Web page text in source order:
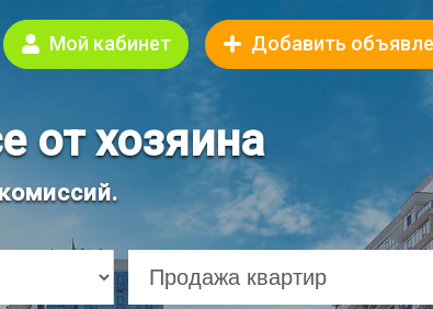
Мой кабинет Добавить
от хозяина